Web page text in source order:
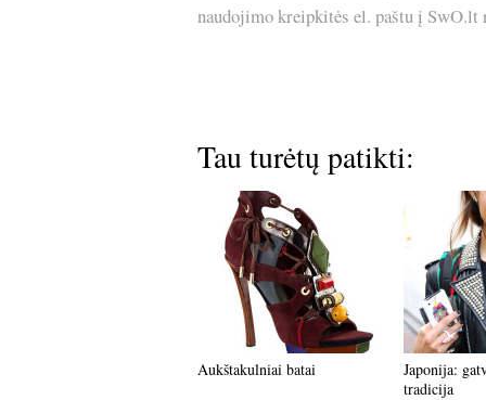
naudojimo kreipkitės el. paštu į
Tau turėtų patikti:
Aukštakulniai batai
Japonija:
tradicija